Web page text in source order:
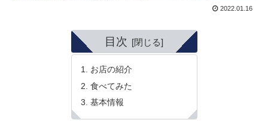
2022.01.16
目次
お店の紹介
食べてみた
基本情報